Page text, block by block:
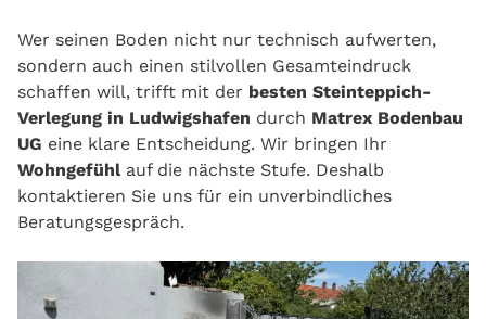
Wer seinen Boden nicht nur technisch aufwerten,
sondern auch einen stilvollen Gesamteindruck
schaffen will, trifft mit der besten Steinteppich-
Verlegung in Ludwigshafen durch Matrex Bodenbau
UG eine klare Entscheidung. Wir bringen Ihr
Wohngefühl auf die nächste Stufe. Deshalb
kontaktieren Sie uns für ein unverbindliches
Beratungsgespräch.